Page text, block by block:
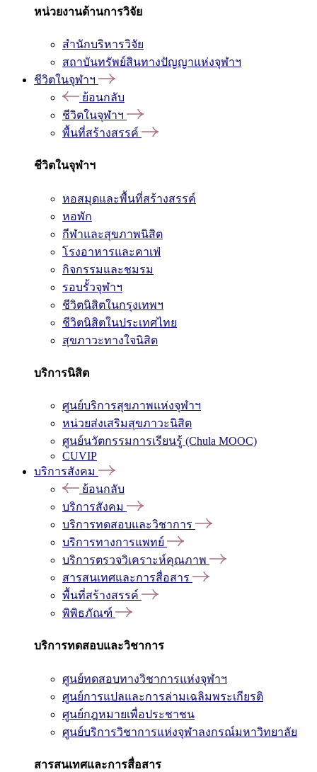
หน่วยงานด้านการวิจัย
สำนักบริหารวิจัย
สถาบันทรัพย์สินทางปัญญาแห่งจุฬาฯ
ชีวิตในจุฬาฯ
ย้อนกลับ
ชีวิตในจุฬาฯ
พื้นที่สร้างสรรค์
ชีวิตในจุฬาฯ
หอสมุดและพื้นที่สร้างสรรค์
หอพัก
กีฬาและสุขภาพนิสิต
โรงอาหารและคาเฟ่
กิจกรรมและชมรม
รอบรั้วจุฬาฯ
ชีวิตนิสิตในกรุงเทพฯ
ชีวิตนิสิตในประเทศไทย
สุขภาวะทางใจนิสิต
บริการนิสิต
ศูนย์บริการสุขภาพแห่งจุฬาฯ
หน่วยส่งเสริมสุขภาวะนิสิต
ศูนย์นวัตกรรมการเรียนรู้ (Chula MOOC)
CUVIP
บริการสังคม
ย้อนกลับ
บริการสังคม
บริการทดสอบและวิชาการ
บริการทางการแพทย์
บริการตรวจวิเคราะห์คุณภาพ
สารสนเทศและการสื่อสาร
พื้นที่สร้างสรรค์
พิพิธภัณฑ์
บริการทดสอบและวิชาการ
ศูนย์ทดสอบทางวิชาการแห่งจุฬาฯ
ศูนย์การแปลและการล่ามเฉลิมพระเกียรติ
ศูนย์กฎหมายเพื่อประชาชน
ศูนย์บริการวิชาการแห่งจุฬาลงกรณ์มหาวิทยาลัย
สารสนเทศและการสื่อสาร